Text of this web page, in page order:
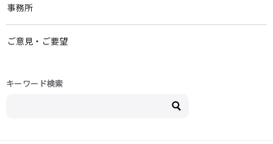
事務所
ご意見・ご要望
キーワード検索